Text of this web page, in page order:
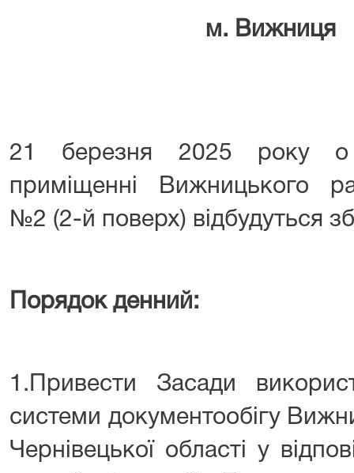
м. Вижниця
21 березня 2025
приміщенні Вижницького
№2 (2-й поверх) відбудуться
Порядок денний:
1.Привести Засади
системи документообігу
Чернівецької області у